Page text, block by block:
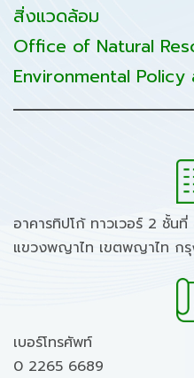
สิ่งแวดล้อม
Office of Natural
Environmental Policy
อาคารทิปโก้ ทาวเวอร์ 2 ชั้น
แขวงพญาไท เขตพญาไท ก
เบอร์โทรศัพท์
0 2265 6689